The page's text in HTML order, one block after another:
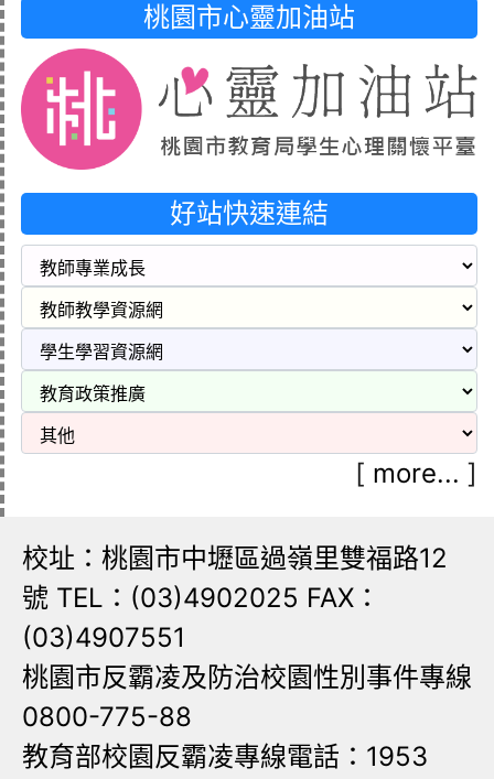
桃園市心靈加油站
好站快速連結
[ more... ]
校址：桃園市中壢區過嶺里雙福路12
號 TEL：(03)4902025 FAX：
(03)4907551
桃園市反霸凌及防治校園性別事件專線
0800-775-88
教育部校園反霸凌專線電話：1953